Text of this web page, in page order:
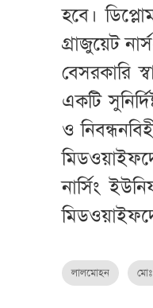
হবে।
গ্রাজুয়েট
বেসরকারি
একটি
ও
নার্সিং
লালমোহন